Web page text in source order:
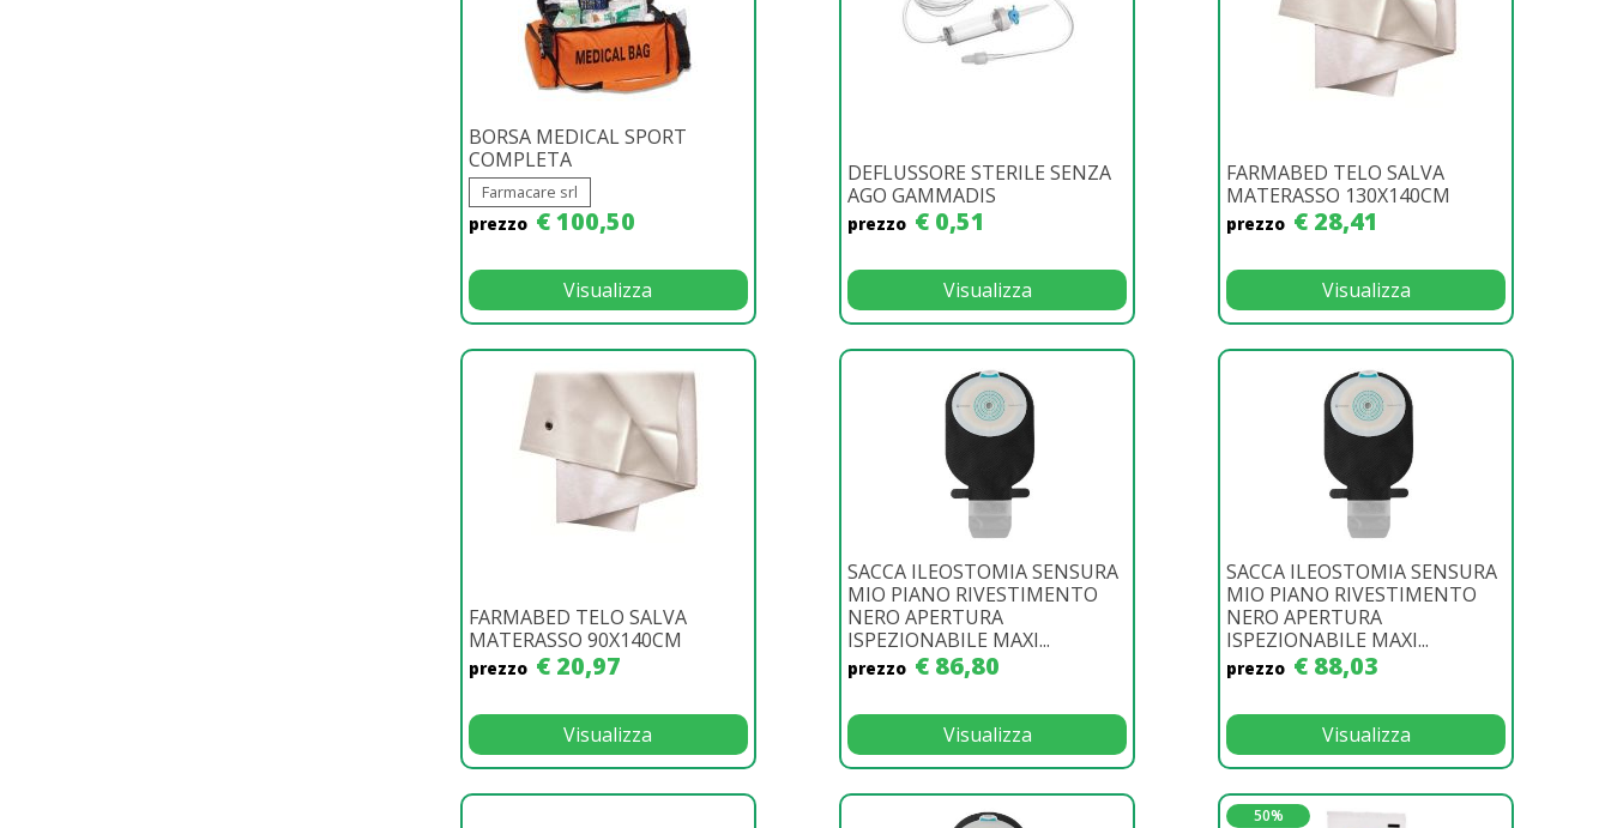
BORSA MEDICAL SPORT
COMPLETA
Farmacare srl
prezzo € 100,50
Visualizza
DEFLUSSORE STERILE SENZA
AGO GAMMADIS
prezzo € 0,51
Visualizza
FARMABED TELO SALVA
MATERASSO 130X140CM
prezzo € 28,41
Visualizza
FARMABED TELO SALVA
MATERASSO 90X140CM
prezzo € 20,97
Visualizza
SACCA ILEOSTOMIA SENSURA
MIO PIANO RIVESTIMENTO
NERO APERTURA
ISPEZIONABILE MAXI...
prezzo € 86,80
Visualizza
SACCA ILEOSTOMIA SENSURA
MIO PIANO RIVESTIMENTO
NERO APERTURA
ISPEZIONABILE MAXI...
prezzo € 88,03
Visualizza
50%